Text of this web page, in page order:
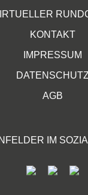
KONTAKT
IMPRESSUM
DATENSCHUTZ
AGB
IM